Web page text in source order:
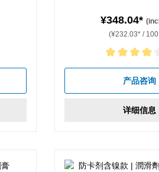
¥348.04*
(¥232.03* /
Average rating of 4 out
产品咨询
详细信息